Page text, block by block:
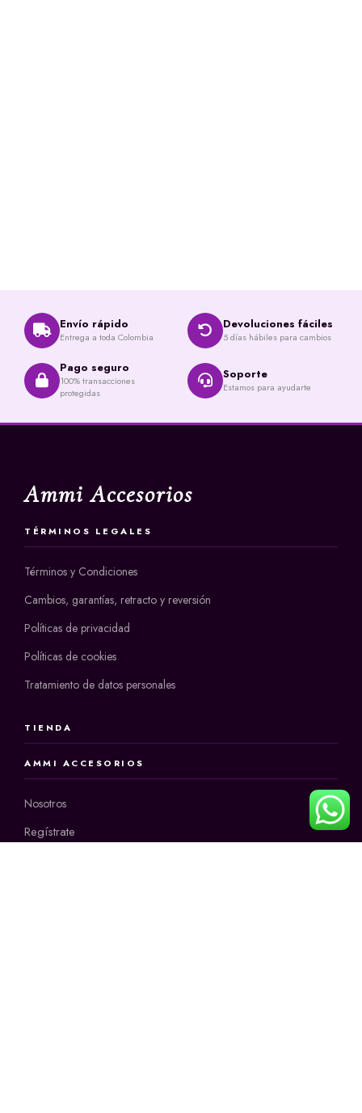
Envío rápido
Entrega a toda Colombia
Devoluciones fáciles
5 días hábiles para cambios
Pago seguro
100% transacciones
protegidas
Soporte
Estamos para ayudarte
Ammi Accesorios
TÉRMINOS LEGALES
Términos y Condiciones
Cambios, garantías, retracto y reversión
Políticas de privacidad
Políticas de cookies
Tratamiento de datos personales
TIENDA
AMMI ACCESORIOS
Nosotros
Regístrate